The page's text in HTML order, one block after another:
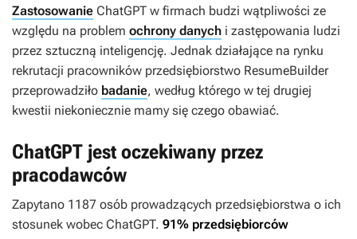
Zastosowanie ChatGPT w firmach budzi wątpliwości ze
względu na problem ochrony danych i zastępowania ludzi
przez sztuczną inteligencję. Jednak działające na rynku
rekrutacji pracowników przedsiębiorstwo ResumeBuilder
przeprowadziło badanie, według którego w tej drugiej
kwestii niekoniecznie mamy się czego obawiać.
ChatGPT jest oczekiwany przez
pracodawców
Zapytano 1187 osób prowadzących przedsiębiorstwa o ich
stosunek wobec ChatGPT. 91% przedsiębiorców